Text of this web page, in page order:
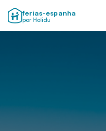
ferias-espanha
por Holidu